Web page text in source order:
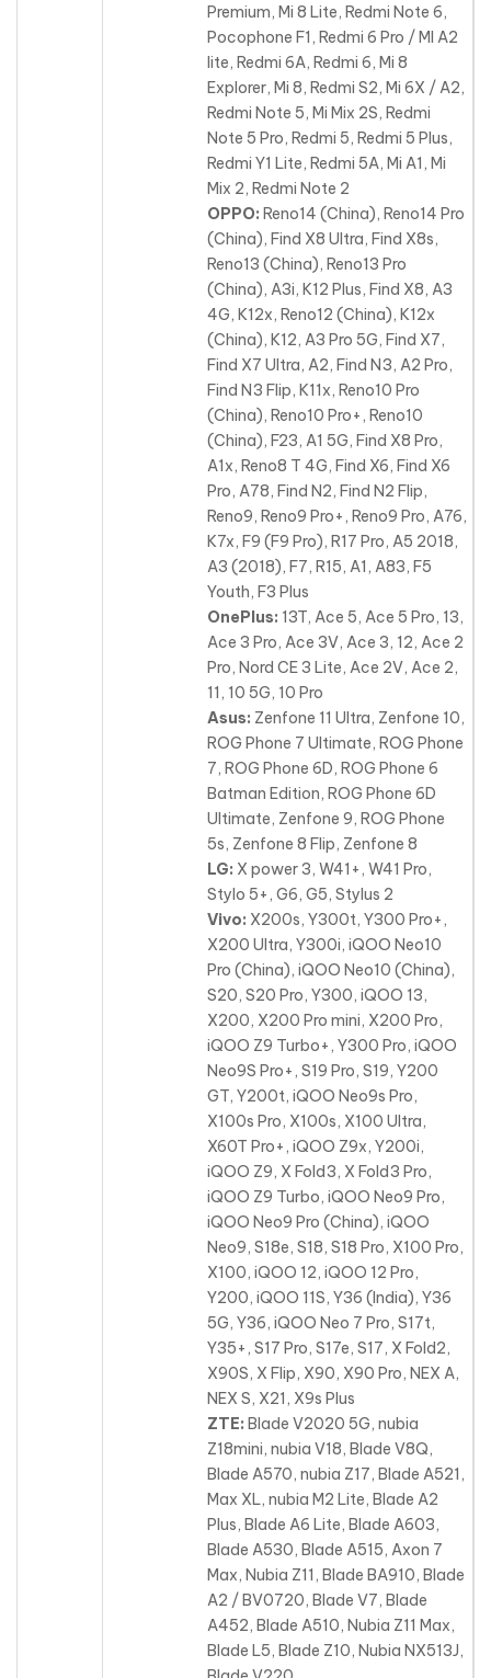
Premium, Mi 8 Lite, Redmi Note 6,
Pocophone F1, Redmi 6 Pro / MI A2
lite, Redmi 6A, Redmi 6, Mi 8
Explorer, Mi 8, Redmi S2, Mi 6X / A2,
Redmi Note 5, Mi Mix 2S, Redmi
Note 5 Pro, Redmi 5, Redmi 5 Plus,
Redmi Y1 Lite, Redmi 5A, Mi A1, Mi
Mix 2, Redmi Note 2
OPPO: Reno14 (China), Reno14 Pro
(China), Find X8 Ultra, Find X8s,
Reno13 (China), Reno13 Pro
(China), A3i, K12 Plus, Find X8, A3
4G, K12x, Reno12 (China), K12x
(China), K12, A3 Pro 5G, Find X7,
Find X7 Ultra, A2, Find N3, A2 Pro,
Find N3 Flip, K11x, Reno10 Pro
(China), Reno10 Pro+, Reno10
(China), F23, A1 5G, Find X8 Pro,
A1x, Reno8 T 4G, Find X6, Find X6
Pro, A78, Find N2, Find N2 Flip,
Reno9, Reno9 Pro+, Reno9 Pro, A76,
K7x, F9 (F9 Pro), R17 Pro, A5 2018,
A3 (2018), F7, R15, A1, A83, F5
Youth, F3 Plus
OnePlus: 13T, Ace 5, Ace 5 Pro, 13,
Ace 3 Pro, Ace 3V, Ace 3, 12, Ace 2
Pro, Nord CE 3 Lite, Ace 2V, Ace 2,
11, 10 5G, 10 Pro
Asus: Zenfone 11 Ultra, Zenfone 10,
ROG Phone 7 Ultimate, ROG Phone
7, ROG Phone 6D, ROG Phone 6
Batman Edition, ROG Phone 6D
Ultimate, Zenfone 9, ROG Phone
5s, Zenfone 8 Flip, Zenfone 8
LG: X power 3, W41+, W41 Pro,
Stylo 5+, G6, G5, Stylus 2
Vivo: X200s, Y300t, Y300 Pro+,
X200 Ultra, Y300i, iQOO Neo10
Pro (China), iQOO Neo10 (China),
S20, S20 Pro, Y300, iQOO 13,
X200, X200 Pro mini, X200 Pro,
iQOO Z9 Turbo+, Y300 Pro, iQOO
Neo9S Pro+, S19 Pro, S19, Y200
GT, Y200t, iQOO Neo9s Pro,
X100s Pro, X100s, X100 Ultra,
X60T Pro+, iQOO Z9x, Y200i,
iQOO Z9, X Fold3, X Fold3 Pro,
iQOO Z9 Turbo, iQOO Neo9 Pro,
iQOO Neo9 Pro (China), iQOO
Neo9, S18e, S18, S18 Pro, X100 Pro,
X100, iQOO 12, iQOO 12 Pro,
Y200, iQOO 11S, Y36 (India), Y36
5G, Y36, iQOO Neo 7 Pro, S17t,
Y35+, S17 Pro, S17e, S17, X Fold2,
X90S, X Flip, X90, X90 Pro, NEX A,
NEX S, X21, X9s Plus
ZTE: Blade V2020 5G, nubia
Z18mini, nubia V18, Blade V8Q,
Blade A570, nubia Z17, Blade A521,
Max XL, nubia M2 Lite, Blade A2
Plus, Blade A6 Lite, Blade A603,
Blade A530, Blade A515, Axon 7
Max, Nubia Z11, Blade BA910, Blade
A2 / BV0720, Blade V7, Blade
A452, Blade A510, Nubia Z11 Max,
Blade L5, Blade Z10, Nubia NX513J,